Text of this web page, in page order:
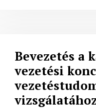
Bevezetés a
vezetési